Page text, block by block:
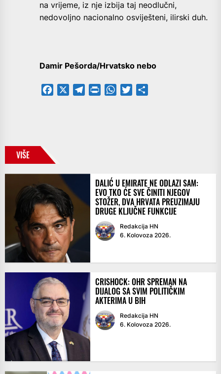
na vrijeme, iz nje izbija taj neodlučni,
nedovoljno nacionalno osviješteni, ilirski duh.
Damir Pešorda/Hrvatsko nebo
Facebook TelegramPrintFriendly
WhatsApp
Twitter
VIŠE
DALIĆ U EMIRATE NE ODLAZI SAM:
EVO TKO ĆE SVE ČINITI NJEGOV
STOŽER, DVA HRVATA PREUZIMAJU
DRUGE KLJUČNE FUNKCIJE
Redakcija HN
6. Kolovoza 2026.
CRISHOCK: OHR SPREMAN NA
DIJALOG SA SVIM POLITIČKIM
AKTERIMA U BIH
Redakcija HN
6. Kolovoza 2026.